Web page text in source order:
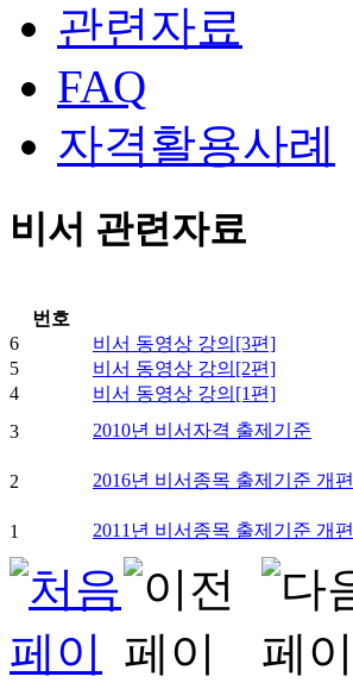
관련자료
FAQ
자격활용사례
비서 관련자료
번호
6
비서 동영상 강의[3편]
5
비서 동영상 강의[2편]
4
비서 동영상 강의[1편]
3
2010년 비서자격 출제기준
2 2016년 비서종목 출제기준 개편
1 2011년 비서종목 출제기준 개편